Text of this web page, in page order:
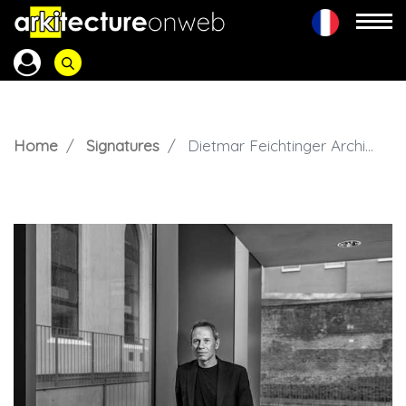
Home Signatures Dietmar Feichtinger Architectes (DFA)